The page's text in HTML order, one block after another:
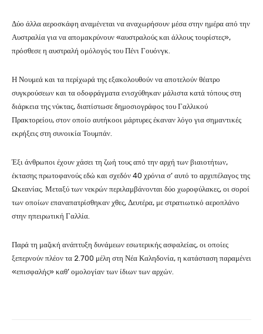
Δύο άλλα αεροσκάφη αναμένεται να αναχωρήσουν μέσα στην ημέρα από την
Αυστραλία για να απομακρύνουν «αυστραλούς και άλλους τουρίστες»,
πρόσθεσε η αυστραλή ομόλογός του Πένι Γουόνγκ.
Η Νουμεά και τα περίχωρά της εξακολουθούν να αποτελούν θέατρο
συγκρούσεων και τα οδοφράγματα ενισχύθηκαν μάλιστα κατά τόπους στη
διάρκεια της νύκτας, διαπίστωσε δημοσιογράφος του Γαλλικού
Πρακτορείου, στον οποίο αυτήκοοι μάρτυρες έκαναν λόγο για σημαντικές
εκρήξεις στη συνοικία Τουμπάν.
Έξι άνθρωποι έχουν χάσει τη ζωή τους από την αρχή των βιαιοτήτων,
έκτασης πρωτοφανούς εδώ και σχεδόν 40 χρόνια σ’ αυτό το αρχιπέλαγος της
Ωκεανίας. Μεταξύ των νεκρών περιλαμβάνονται δύο χωροφύλακες, οι σοροί
των οποίων επαναπατρίσθηκαν χθες, Δευτέρα, με στρατιωτικό αεροπλάνο
στην ηπειρωτική Γαλλία.
Παρά τη μαζική ανάπτυξη δυνάμεων εσωτερικής ασφαλείας, οι οποίες
ξεπερνούν πλέον τα 2.700 μέλη στη Νέα Καληδονία, η κατάσταση παραμένει
«επισφαλής» καθ’ ομολογίαν των ίδιων των αρχών.